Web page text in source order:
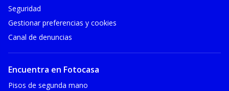
Seguridad
Gestionar preferencias y cookies
Canal de denuncias
Encuentra en Fotocasa
Pisos de segunda mano